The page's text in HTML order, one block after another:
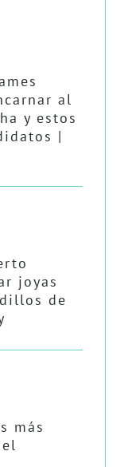
al
y estos
|
joyas
de
más